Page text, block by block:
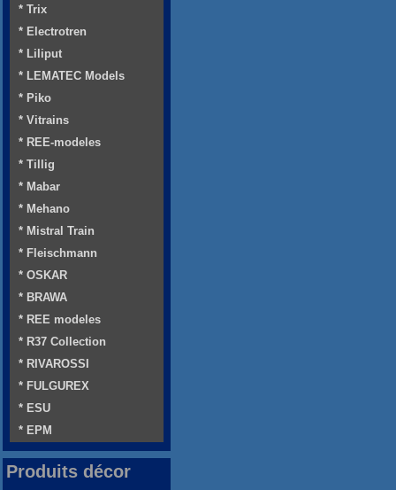
* Trix
* Electrotren
* Liliput
* LEMATEC Models
* Piko
* Vitrains
* REE-modeles
* Tillig
* Mabar
* Mehano
* Mistral Train
* Fleischmann
* OSKAR
* BRAWA
* REE modeles
* R37 Collection
* RIVAROSSI
* FULGUREX
* ESU
* EPM
Produits décor